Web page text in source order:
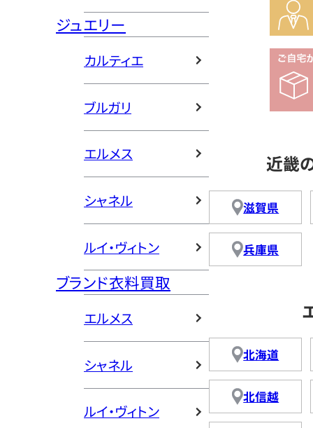
ジュエリー
カルティエ
ブルガリ
エルメス
シャネル
ルイ・ヴィトン
ブランド衣料買取
エルメス
シャネル
ルイ・ヴィトン
近畿
滋賀県
兵庫県
北海道
北信越